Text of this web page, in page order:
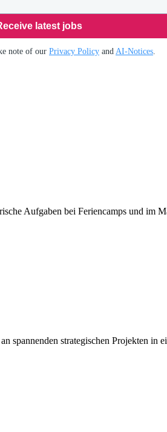
latest jobs
note of ourPrivacy Policy and AI-Notices
Aufgaben bei Feriencamps und im
spannenden strategischen Projekten in